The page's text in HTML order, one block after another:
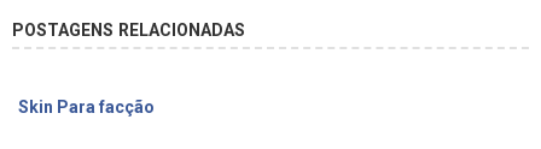
POSTAGENS RELACIONADAS
Skin Para facção